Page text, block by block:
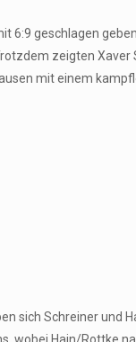
6:9 geschlagen
zeigten Xaver
mit einem
sich Schreiner und